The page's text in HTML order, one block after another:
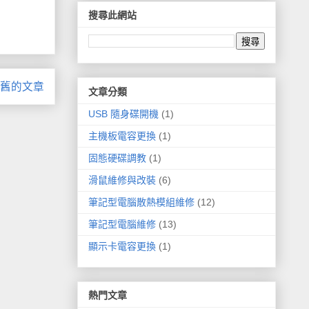
的文章
搜尋此網站
文章分類
USB 隨身碟開機 (1)
主機板電容更換 (1)
固態硬碟調教 (1)
滑鼠維修與改裝 (6)
筆記型電腦散熱模組維修 (12)
筆記型電腦維修 (13)
顯示卡電容更換 (1)
熱門文章